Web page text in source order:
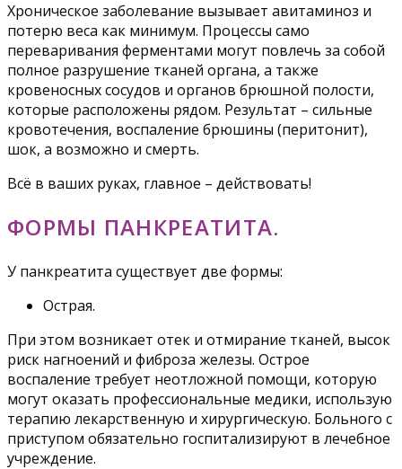
Хроническое заболевание вызывает авитаминоз и
потерю веса как минимум. Процессы само
переваривания ферментами могут повлечь за собой
полное разрушение тканей органа, а также
кровеносных сосудов и органов брюшной полости,
которые расположены рядом. Результат – сильные
кровотечения, воспаление брюшины (перитонит),
шок, а возможно и смерть.
Всё в ваших руках, главное – действовать!
ФОРМЫ ПАНКРЕАТИТА.
У панкреатита существует две формы:
Острая.
При этом возникает отек и отмирание тканей, высок
риск нагноений и фиброза железы. Острое
воспаление требует неотложной помощи, которую
могут оказать профессиональные медики, использую
терапию лекарственную и хирургическую. Больного с
приступом обязательно госпитализируют в лечебное
учреждение.